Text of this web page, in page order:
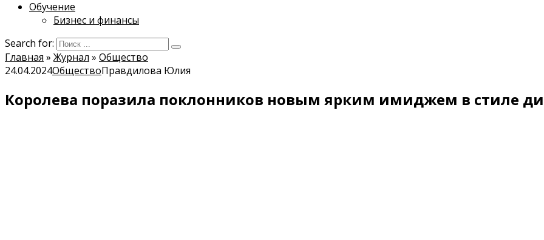
Обучение
Бизнес и финансы
Search for:
Главная » Журнал » Общество
24.04.2024ОбществоПравдилова Юлия
Королева поразила поклонников новым ярким имиджем в стиле